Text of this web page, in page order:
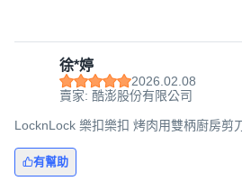
徐*婷
2026.02.08
賣家: 酷澎股份有限公司
LocknLock 樂扣樂扣 烤肉用雙柄廚房剪
有幫助